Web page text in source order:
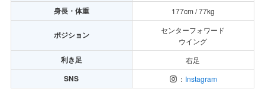
身長・体重 177cm / 77kg
ポジション
センターフォワード
ウイング
利き足 右足
SNS ： Instagram